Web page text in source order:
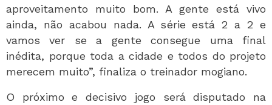
aproveitamento muito bom. A gente está vivo
ainda, não acabou nada. A série está 2 a 2 e
vamos ver se a gente consegue uma final
inédita, porque toda a cidade e todos do projeto
merecem muito”, finaliza o treinador mogiano.
O próximo e decisivo jogo será disputado na